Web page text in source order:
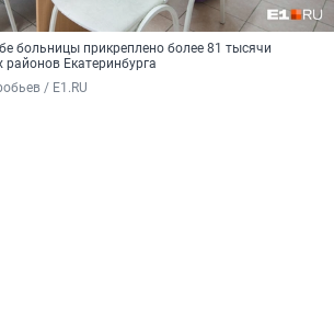
больницы прикреплено более 81 тысячи
Екатеринбурга
/ E1.RU